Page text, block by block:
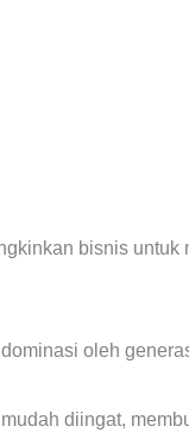
bisnis untuk
oleh
diingat,